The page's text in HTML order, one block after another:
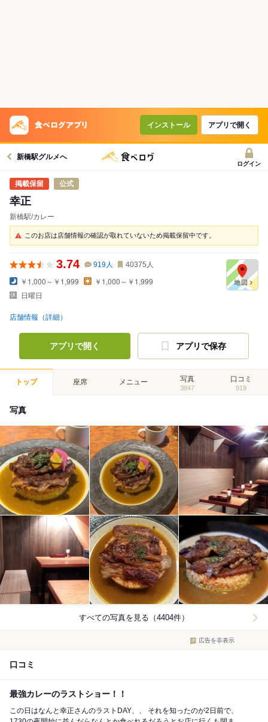
インストール アプリで開く
新橋駅グルメへ
ログイン
公式
幸正
新橋駅/カレー
このお店は店舗情報の確認が取れていないため掲載保留中です。
3.74 919人 40375 人
￥1,000～￥1,999
￥1,000～￥1,999
日曜日
店舗情報（詳細）
アプリで開く アプリで保存
トップ 座席 メニュー 写真
3847
口コミ
919
写真
すべての写真を見る（4404件）
広告を非表示
口コミ
最強カレーのラストショー！！
この日はなんと幸正さんのラストDAY、、 それを知ったのが2日前で、